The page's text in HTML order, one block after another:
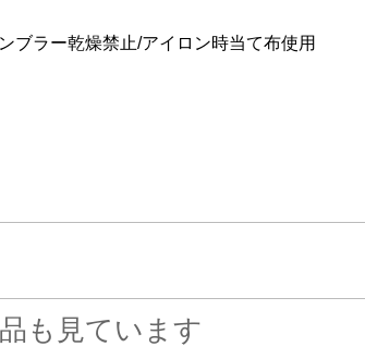
ブラー乾燥禁止/アイロン時当て布使用
も見ています